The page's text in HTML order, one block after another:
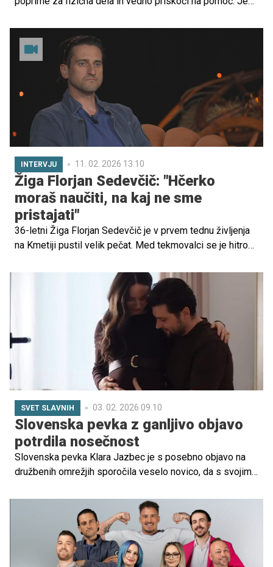
navijata. Zaupal nam je, kaj bo med bivanjem na Kmetiji
najbolj pogrešal ter kakšen zgled želi biti svojima
otrokoma.
INTERVJU 11. 02. 2026 13.10
Žiga Florjan Sedevčič: "Hčerko
moraš naučiti, na kaj ne sme
pristajati"
36-letni Žiga Florjan Sedevčič je v prvem tednu življenja
na Kmetiji pustil velik pečat. Med tekmovalci se je hitro
znanje pa sega široko od filozofije do narave in
vsakdanjih življenjskih izkušenj. Žiga je tudi predan oče
13-letne hčerke, ki ji želi predati pomembne življenjske
vrednote ter jo naučiti samostojnosti, spoštovanja in
poguma. Z njim smo se pogovarjali o očetovstvu,
odgovornosti in izpostavljenosti v javnosti.
SVET SLAVNIH 03. 02. 2026 09.10
Slovenska pevka z ganljivo objavo
potrdila nosečnost
Slovenska pevka Klara Jazbec je s posebno objavo na
družbenih omrežjih sporočila veselo novico, da s svojim
Vilmanom, pričakuje prvega otroka.